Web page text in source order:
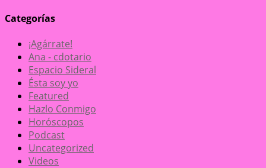
Categorías
¡Agárrate!
Ana - cdotario
Espacio Sideral
Ésta soy yo
Featured
Hazlo Conmigo
Horóscopos
Podcast
Uncategorized
Videos